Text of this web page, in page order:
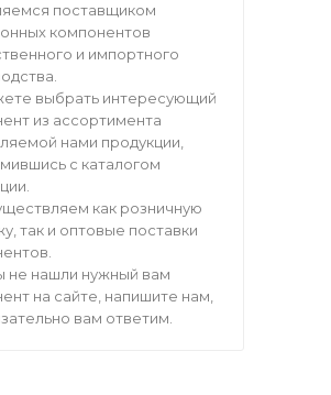
поставщиком
компонентов
и импортного
выбрать интересующий
из ассортимента
нами продукции,
с каталогом
как розничную
так и оптовые поставки
не нашли нужный вам
на сайте, напишите нам,
вам ответим.